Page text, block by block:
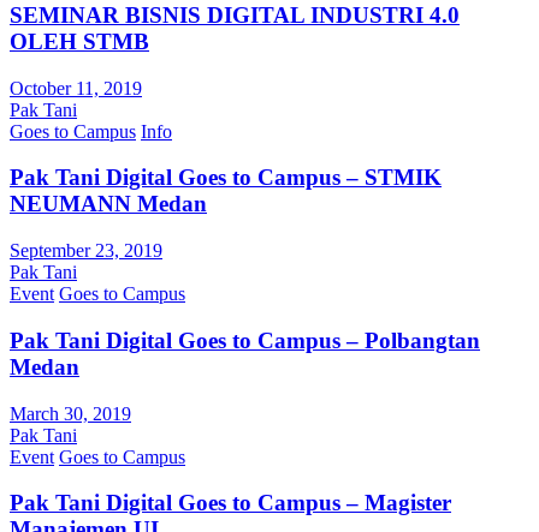
SEMINAR BISNIS DIGITAL INDUSTRI 4.0
OLEH STMB
October 11, 2019
Pak Tani
Goes to Campus Info
Pak Tani Digital Goes to Campus – STMIK
NEUMANN Medan
September 23, 2019
Pak Tani
Event Goes to Campus
Pak Tani Digital Goes to Campus – Polbangtan
Medan
March 30, 2019
Pak Tani
Event Goes to Campus
Pak Tani Digital Goes to Campus – Magister